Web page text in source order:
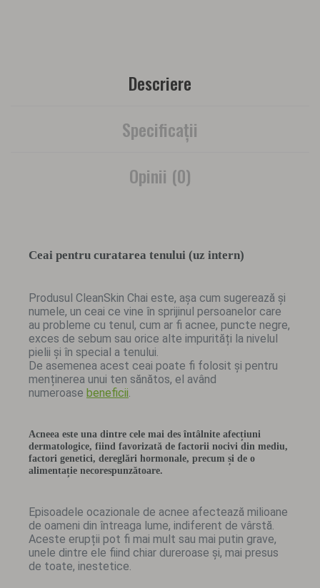
Descriere
Specificaţii
Opinii (0)
Ceai pentru curatarea tenului (uz intern)
Produsul CleanSkin Chai este, așa cum sugerează și
numele, un ceai ce vine în sprijinul persoanelor care
au probleme cu tenul, cum ar fi acnee, puncte negre,
exces de sebum sau orice alte impurități la nivelul
pielii și în special a tenului.
De asemenea acest ceai poate fi folosit și pentru
menținerea unui ten sănătos, el având
numeroase beneficii
Acneea este una dintre cele mai des întâlnite afecțiuni
dermatologice, fiind favorizată de factorii nocivi din mediu,
factori genetici, dereglări hormonale, precum și de o
alimentație necorespunzătoare.
Episoadele ocazionale de acnee afectează milioane
de oameni din întreaga lume, indiferent de vârstă.
Aceste erupții pot fi mai mult sau mai putin grave,
unele dintre ele fiind chiar dureroase și, mai presus
de toate, inestetice.